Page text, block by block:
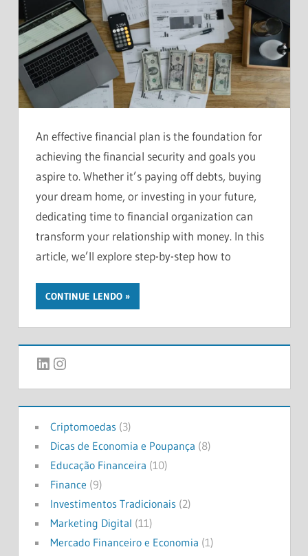
An effective financial plan is the foundation for
achieving the financial security and goals you
aspire to. Whether it’s paying off debts, buying
your dream home, or investing in your future,
dedicating time to financial organization can
transform your relationship with money. In this
article, we’ll explore step-by-step how to
CONTINUE LENDO
LinkedIn
Instagram
Criptomoedas(3)
Dicas de Economia e Poupança (8)
Educação Financeira (10)
Finance (9)
Investimentos Tradicionais(2)
Marketing Digital (11)
Mercado Financeiro e Economia (1)